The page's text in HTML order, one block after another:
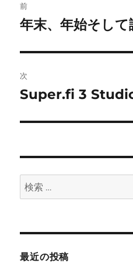
稿
ビ
ゲ
ー
ン
前
前
投
稿:
年末、年始そして
次
次
投
Super.fi 3
検
索:
最近の投稿